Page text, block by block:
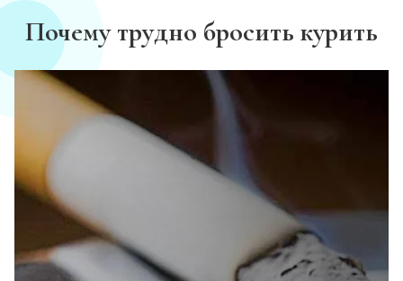
Почему трудно бросить курить